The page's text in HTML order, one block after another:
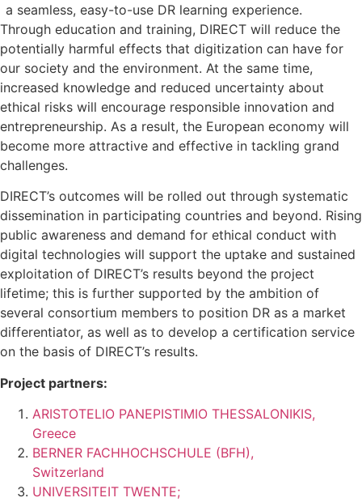
a seamless, easy-to-use DR learning experience.
Through education and training, DIRECT will reduce the
potentially harmful effects that digitization can have for
our society and the environment. At the same time,
increased knowledge and reduced uncertainty about
ethical risks will encourage responsible innovation and
entrepreneurship. As a result, the European economy will
become more attractive and effective in tackling grand
challenges.
DIRECT’s outcomes will be rolled out through systematic
dissemination in participating countries and beyond. Rising
public awareness and demand for ethical conduct with
digital technologies will support the uptake and sustained
exploitation of DIRECT’s results beyond the project
lifetime; this is further supported by the ambition of
several consortium members to position DR as a market
differentiator, as well as to develop a certification service
on the basis of DIRECT’s results.
Project partners:
ARISTOTELIO PANEPISTIMIO THESSALONIKIS,
Greece
BERNER FACHHOCHSCHULE (BFH),
Switzerland
UNIVERSITEIT TWENTE;